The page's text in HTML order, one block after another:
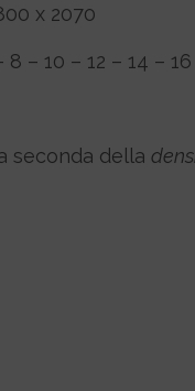
x 2070
– 10 – 12 – 14 –
seconda della